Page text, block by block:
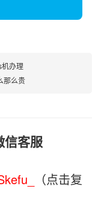
办理
那么贵
信客服
（点击复